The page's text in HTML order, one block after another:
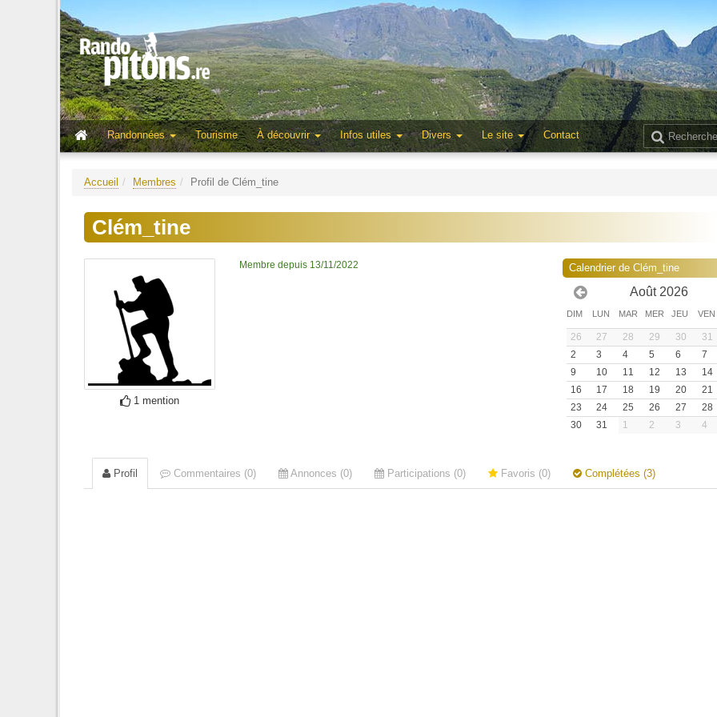
Randonnées
Tourisme À découvrir Infos utiles Divers Le site Contact
Accueil Membres Profil de Clém_tine
Clém_tine
1 mention
Membre depuis 13/11/2022 Calendrier de Clém_tine
Août 2026
DIM LUN MAR MER JEU VEN
26 27 28 29 30 31
2
3 4 5 6 7
9
10 11 12 13 14
16
17 18 19 20 21
23
24 25 26 27 28
30
31 1 2 3 4
Profil Commentaires (0) Annonces (0) Participations (0) Favoris (0) Complétées (3)